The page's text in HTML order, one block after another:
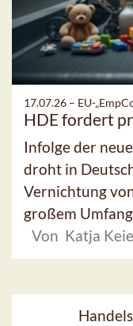
17.07.26 – EU-
HDE fordert
Infolge der
droht in
Vernichtung
großem
Von Katja